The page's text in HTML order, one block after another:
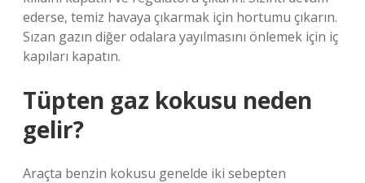
ederse, temiz havaya çıkarmak için hortumu çıkarın.
Sızan gazın diğer odalara yayılmasını önlemek için iç
kapıları kapatın.
Tüpten gaz kokusu neden
gelir?
Araçta benzin kokusu genelde iki sebepten